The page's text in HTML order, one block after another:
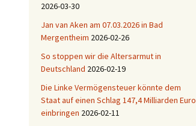
2026-03-30
Jan van Aken am 07.03.2026 in Bad
Mergentheim 2026-02-26
So stoppen wir die Altersarmut in
Deutschland 2026-02-19
Die Linke Vermögensteuer könnte dem
Staat auf einen Schlag 147,4 Milliarden Euro
einbringen 2026-02-11